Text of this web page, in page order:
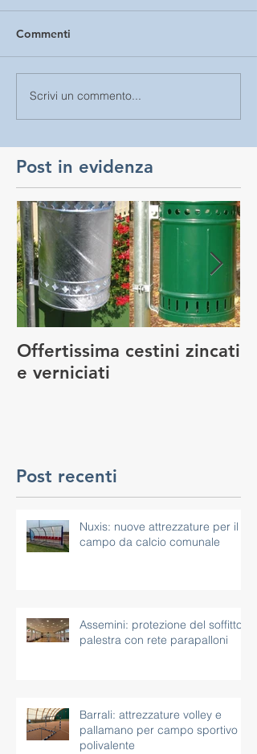
Commenti
Scrivi un commento...
Post in evidenza
Offertissima cestini zincati
e verniciati
Post recenti
Nuxis: nuove attrezzature per il
campo da calcio comunale
Assemini: protezione del soffitto
palestra con rete parapalloni
Barrali: attrezzature volley e
pallamano per campo sportivo
polivalente